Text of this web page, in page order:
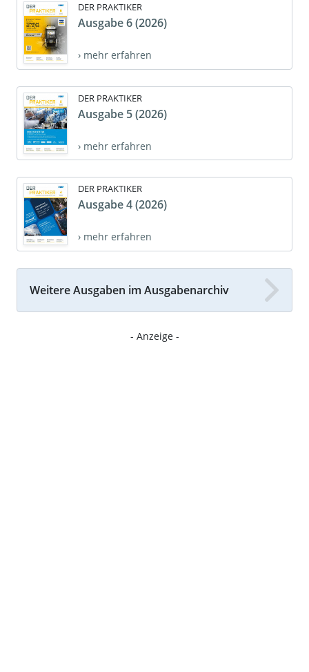
DER PRAKTIKER
Ausgabe 6 (2026)
› mehr erfahren
DER PRAKTIKER
Ausgabe 5 (2026)
› mehr erfahren
DER PRAKTIKER
Ausgabe 4 (2026)
› mehr erfahren
Weitere Ausgaben im Ausgabenarchiv
- Anzeige -